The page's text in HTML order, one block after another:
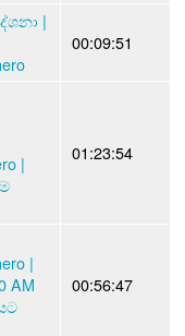
|
00:09:51
|
01:23:54
|
AM
00:56:47